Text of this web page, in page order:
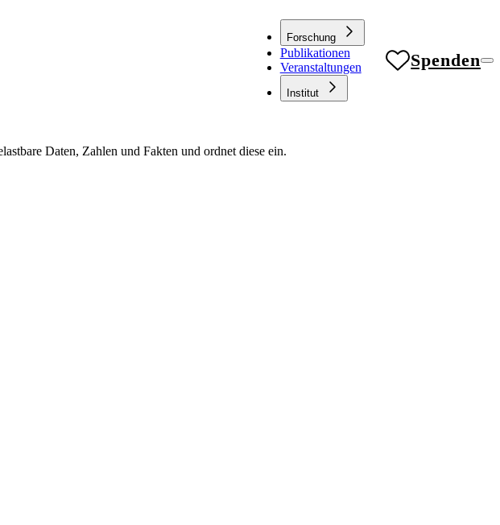
Forschung
Publikationen
Veranstaltungen
Institut
Spenden
Daten, Zahlen und Fakten und ordnet diese ein.